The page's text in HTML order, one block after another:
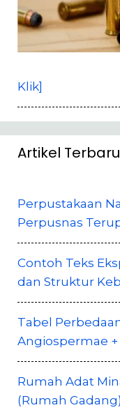
Klik]
Artikel Terbaru
Perpustakaan
Perpusnas
Contoh Teks
dan Struktur
Tabel
Angiospermae
Rumah Adat
(Rumah